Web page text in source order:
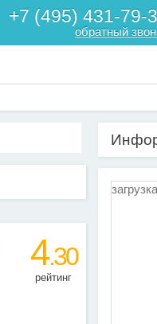
+7 (495) 431-79-
обратный
4.30
рейтинг